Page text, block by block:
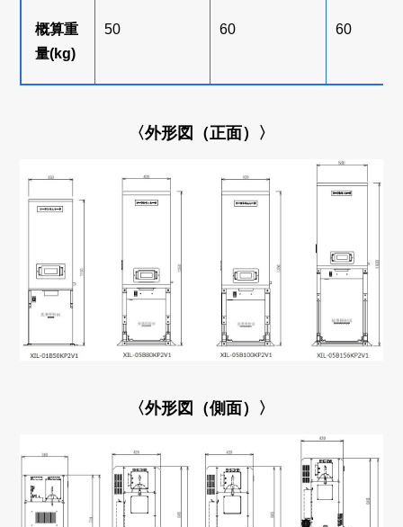
概算重
量(kg)
50 60 60
〈外形図（正面）〉
〈外形図（側面）〉